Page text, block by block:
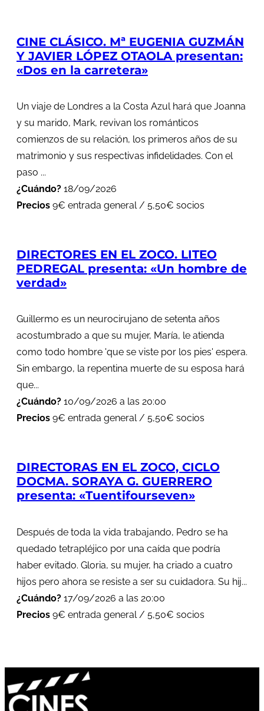
CINE CLÁSICO. Mª EUGENIA GUZMÁN
Y JAVIER LÓPEZ OTAOLA presentan:
«Dos en la carretera»
Un viaje de Londres a la Costa Azul hará que Joanna
y su marido, Mark, revivan los románticos
comienzos de su relación, los primeros años de su
matrimonio y sus respectivas infidelidades. Con el
paso ...
¿Cuándo? 18/09/2026
Precios 9€ entrada general / 5,50€ socios
DIRECTORES EN EL ZOCO. LITEO
PEDREGAL presenta: «Un hombre de
verdad»
Guillermo es un neurocirujano de setenta años
acostumbrado a que su mujer, María, le atienda
como todo hombre 'que se viste por los pies' espera.
Sin embargo, la repentina muerte de su esposa hará
que...
¿Cuándo? 10/09/2026 a las 20:00
Precios 9€ entrada general / 5,50€ socios
DIRECTORAS EN EL ZOCO, CICLO
DOCMA. SORAYA G. GUERRERO
presenta: «Tuentifourseven»
Después de toda la vida trabajando, Pedro se ha
quedado tetrapléjico por una caída que podría
haber evitado. Gloria, su mujer, ha criado a cuatro
hijos pero ahora se resiste a ser su cuidadora. Su hij...
¿Cuándo? 17/09/2026 a las 20:00
Precios 9€ entrada general / 5,50€ socios